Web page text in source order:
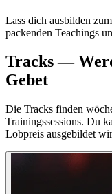
Lass dich ausbilden
packenden Teachings
Tracks —
Gebet
Die Tracks finden
Trainingssessions. Du
Lobpreis ausgebildet